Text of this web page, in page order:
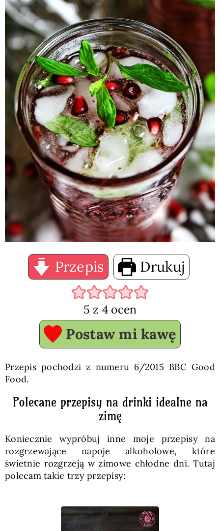
Przepis Drukuj
5 z 4 ocen
Postaw mi kawę
Przepis pochodzi z numeru 6/2015 BBC Good
Food.
Polecane przepisy na drinki idealne na
zimę
Koniecznie wypróbuj inne moje przepisy na
rozgrzewające napoje alkoholowe, które
świetnie rozgrzeją w zimowe chłodne dni. Tutaj
polecam takie trzy przepisy: